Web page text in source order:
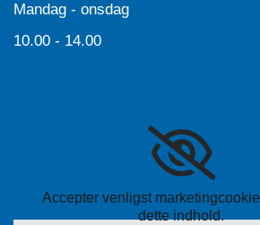
Mandag - onsdag
10.00 - 14.00
Accepter venligst
dette indhold.